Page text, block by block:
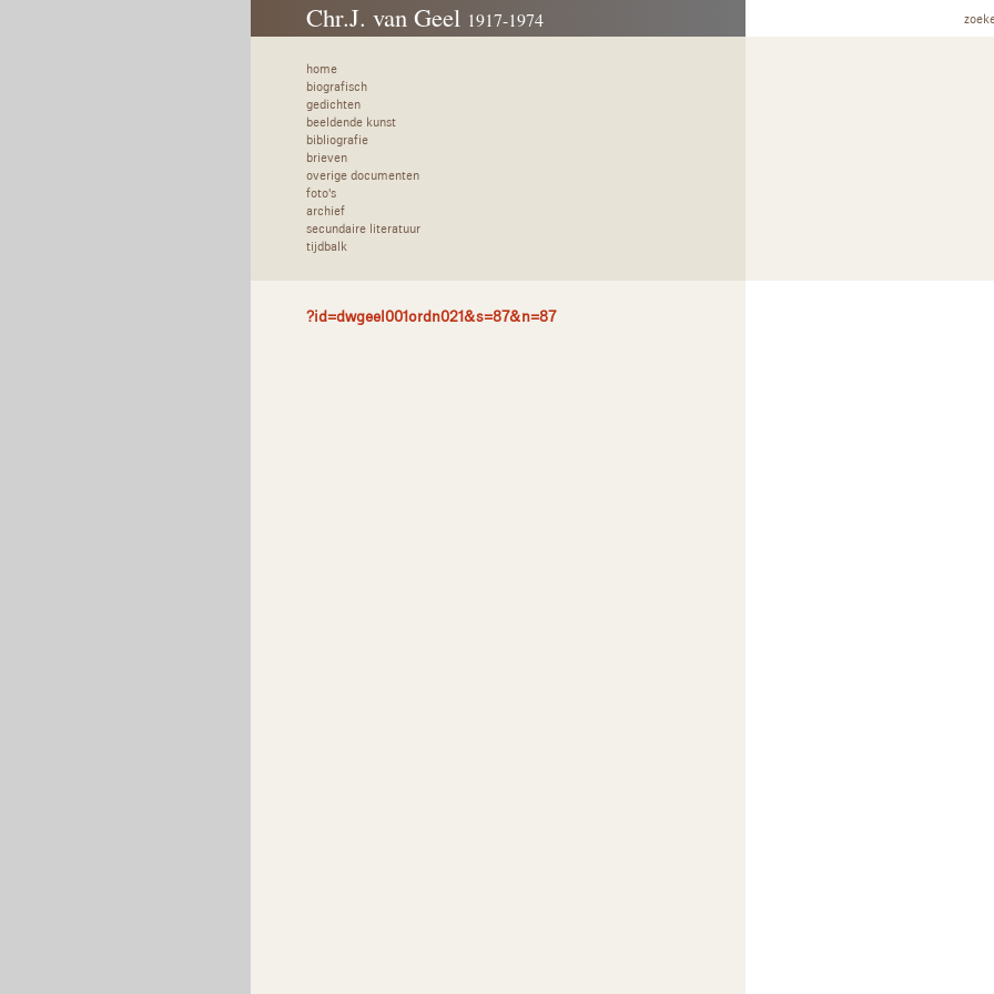
Chr.J. van Geel 1917-1974
home
biografisch
gedichten
beeldende kunst
bibliografie
brieven
overige documenten
foto's
archief
secundaire literatuur
tijdbalk
?id=dwgeel001ordn021&s=87&n=87